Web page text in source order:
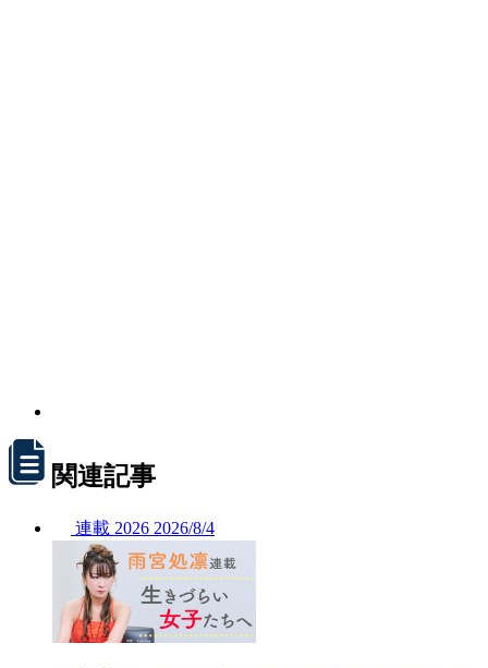
関連記事
連載 2026 2026/8/4